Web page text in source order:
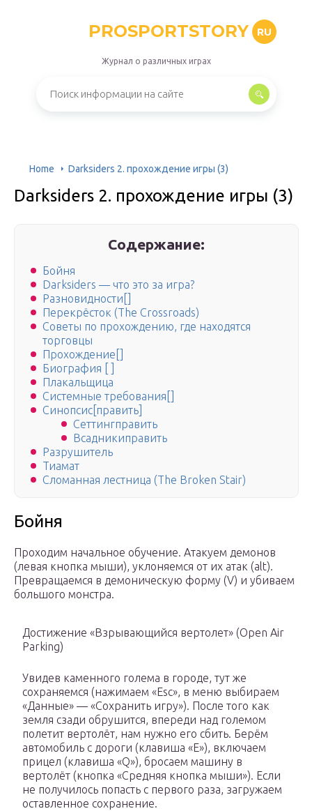
PROSPORTSTORY RU
Журнал о различных играх
Home Darksiders 2. прохождение игры (3)
Darksiders 2. прохождение игры (3)
Содержание:
Бойня
Darksiders — что это за игра?
Разновидности[]
Перекрёсток (The Crossroads)
Советы по прохождению, где находятся
торговцы
Прохождение[]
Биография [ ]
Плакальщица
Системные требования[]
Синопсис[править]
Сеттингправить
Всадникиправить
Разрушитель
Тиамат
Сломанная лестница (The Broken Stair)
Бойня
Проходим начальное обучение. Атакуем демонов
(левая кнопка мыши), уклоняемся от их атак (alt).
Превращаемся в демоническую форму (V) и убиваем
большого монстра.
Достижение «Взрывающийся вертолет» (Open Air
Parking)
Увидев каменного голема в городе, тут же
сохраняемся (нажимаем «Esc», в меню выбираем
«Данные» — «Сохранить игру»). После того как
земля сзади обрушится, впереди над големом
полетит вертолёт, нам нужно его сбить. Берём
автомобиль с дороги (клавиша «E»), включаем
прицел (клавиша «Q»), бросаем машину в
вертолёт (кнопка «Средняя кнопка мыши»). Если
не получилось попасть с первого раза, загружаем
оставленное сохранение.